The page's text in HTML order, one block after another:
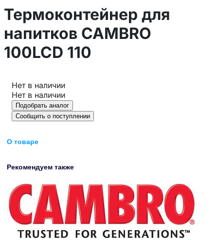
Термоконтейнер для
напитков CAMBRO
100LCD 110
Нет в наличии
Нет в наличии
Подобрать аналог
Сообщить о поступлении
О товаре
Рекомендуем также